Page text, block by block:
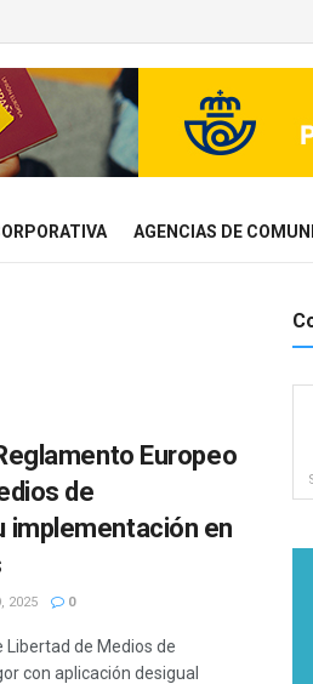
AGENCIAS DE
Europeo
de
implementación en
2025 0
Libertad de Medios de
con aplicación desigual